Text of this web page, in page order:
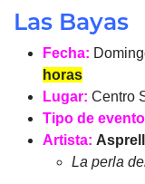
Las Bayas
Fecha:
horas
Lugar: Centro
Tipo de
Artista:
La perla